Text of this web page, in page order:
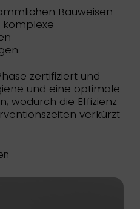
Bauweisen
komplexe
zertifiziert und
und eine optimale
wodurch die Effizienz
verkürzt